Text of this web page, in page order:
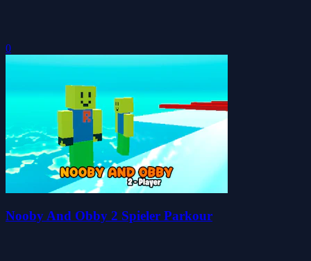
0
Nooby And Obby 2 Spieler Parkour